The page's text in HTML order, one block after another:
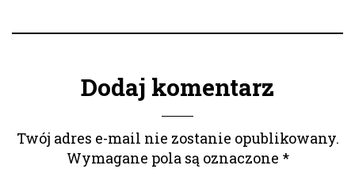
Dodaj komentarz
Twój adres e-mail nie zostanie opublikowany.
Wymagane pola są oznaczone *